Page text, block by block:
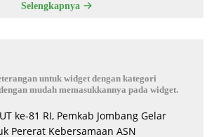
Selengkapnya
untuk widget dengan kategori
mudah memasukkannya pada widget.